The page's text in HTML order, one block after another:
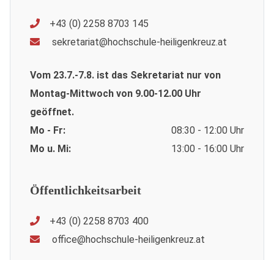
+43 (0) 2258 8703 145
sekretariat@hochschule-heiligenkreuz.at
Vom 23.7.-7.8. ist das Sekretariat nur von
Montag-Mittwoch von 9.00-12.00 Uhr
geöffnet.
Mo - Fr:
08:30 - 12:00 Uhr
Mo u. Mi:
13:00 - 16:00 Uhr
Öffentlichkeitsarbeit
+43 (0) 2258 8703 400
office@hochschule-heiligenkreuz.at